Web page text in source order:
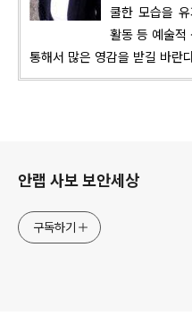
쿨한 모습을
활동 등 예술적
통해서 많은 영감을 받길 바란
안랩 사보 보안세상
구독하기